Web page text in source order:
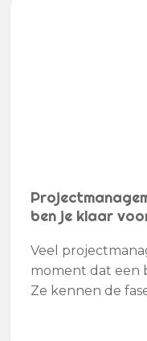
ben je klaar
Veel
moment dat een
Ze kennen de